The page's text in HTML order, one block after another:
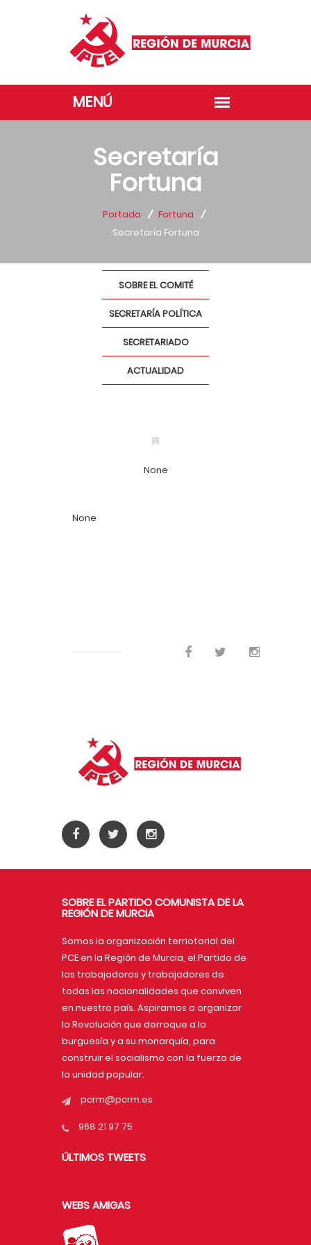
Secretaría
Fortuna
Portada
Fortuna
Secretaría Fortuna
SOBRE EL COMITÉ
SECRETARÍA POLÍTICA
SECRETARIADO
ACTUALIDAD
None
None
SOBRE EL PARTIDO COMUNISTA DE LA
REGIÓN DE MURCIA
Somos la organización terriotorial del
PCE en la Región de Murcia, el Partido de
las trabajadoras y trabajadores de
todas las nacionalidades que conviven
en nuestro país. Aspiramos a organizar
la Revolución que derroque a la
burguesía y a su monarquía, para
construir el socialismo con la fuerza de
la unidad popular.
pcrm@pcrm.es
968 21 97 75
ÚLTIMOS TWEETS
WEBS AMIGAS